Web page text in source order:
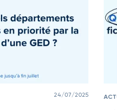
24/07/2025